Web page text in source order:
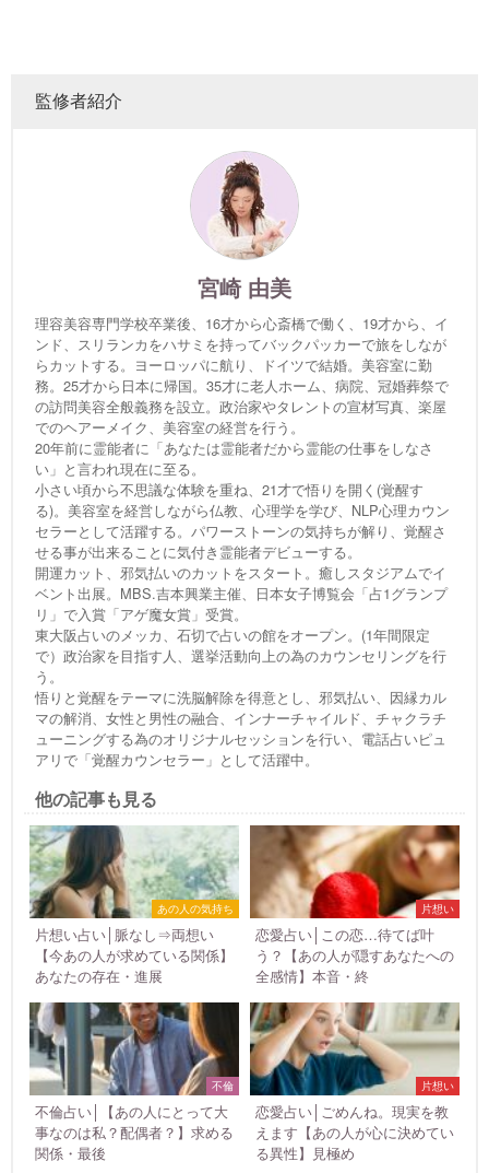
監修者紹介
宮崎 由美
理容美容専門学校卒業後、16才から心斎橋で働く、19才から、イ
ンド、スリランカをハサミを持ってバックパッカーで旅をしなが
らカットする。ヨーロッパに航り、ドイツで結婚。美容室に勤
務。25才から日本に帰国。35才に老人ホーム、病院、冠婚葬祭で
の訪問美容全般義務を設立。政治家やタレントの宣材写真、楽屋
でのヘアーメイク、美容室の経営を行う。
20年前に霊能者に「あなたは霊能者だから霊能の仕事をしなさ
い」と言われ現在に至る。
小さい頃から不思議な体験を重ね、21才で悟りを開く(覚醒す
る)。美容室を経営しながら仏教、心理学を学び、NLP心理カウン
セラーとして活躍する。パワーストーンの気持ちが解り、覚醒さ
せる事が出来ることに気付き霊能者デビューする。
開運カット、邪気払いのカットをスタート。癒しスタジアムでイ
ベント出展。MBS.吉本興業主催、日本女子博覧会「占1グランプ
リ」で入賞「アゲ魔女賞」受賞。
東大阪占いのメッカ、石切で占いの館をオープン。(1年間限定
で）政治家を目指す人、選挙活動向上の為のカウンセリングを行
う。
悟りと覚醒をテーマに洗脳解除を得意とし、邪気払い、因縁カル
マの解消、女性と男性の融合、インナーチャイルド、チャクラチ
ューニングする為のオリジナルセッションを行い、電話占いピュ
アリで「覚醒カウンセラー」として活躍中。
他の記事も見る
あの人の気持ち
片想い占い│脈なし⇒両想い
【今あの人が求めている関係】
あなたの存在・進展
片想い
恋愛占い│この恋…待てば叶
う？【あの人が隠すあなたへの
全感情】本音・終
不倫
不倫占い│【あの人にとって大
事なのは私？配偶者？】求める
関係・最後
片想い
恋愛占い│ごめんね。現実を教
えます【あの人が心に決めてい
る異性】見極め